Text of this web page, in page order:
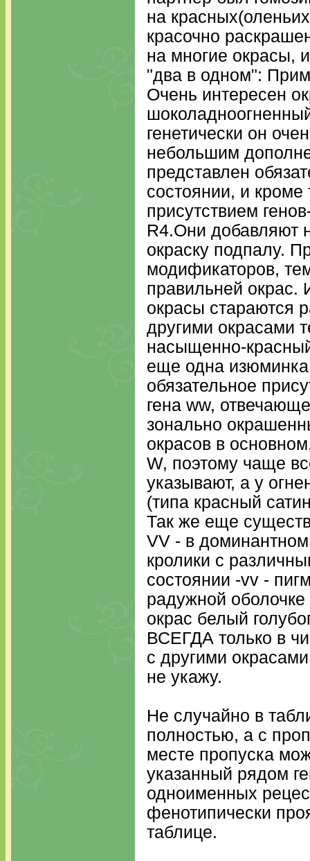
на
красочно
на многие окрасы,
"два в одном":
Очень интересен
генетически он
небольшим
представлен
состоянии, и кроме
присутствием
R4.Они добавляют
окраску подпалу.
модификаторов,
правильней окрас.
окрасы стараются
другими окрасами
насыщенно-
еще одна
обязательное
гена ww,
зонально
окрасов в
W, поэтому чаще
указывают, а у
(типа красный
Так же еще
VV - в
кролики с
состоянии -vv -
радужной оболочке
окрас белый
ВСЕГДА только в
с другими
не укажу.
Не случайно в
полностью, а с
месте пропуска
указанный рядом
одноименных
фенотипически
таблице.